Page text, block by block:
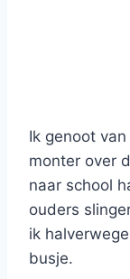
Ik genoot
monter over
naar school
ouders
ik
busje.